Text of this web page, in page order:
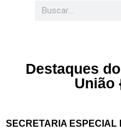
Destaques
União
SECRETARIA ESPECIAL